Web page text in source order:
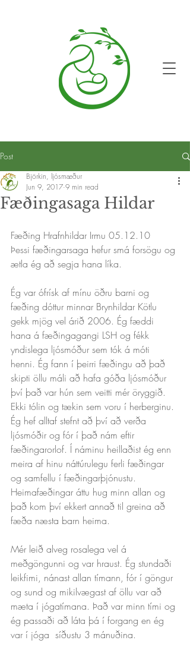
Post
Fæðingasaga Hildar
Björkin, ljósmæður
Jun 9, 2017 9 min read
Fæðing Hrafnhildar Irmu 05.12.10
Þessi fæðingarsaga hefur smá forsögu og
ætla ég að segja hana líka.
Ég var ófrísk af mínu öðru barni og
fæðing dóttur minnar Brynhildar Kötlu
gekk mjög vel árið 2006. Ég fæddi
hana á fæðingagangi LSH og fékk
yndislega ljósmóður sem tók á móti
henni. Ég fann í þeirri fæðingu að það
skipti öllu máli að hafa góða ljósmóður
því það var hún sem veitti mér öryggið.
Ekki tólin og tækin sem voru í herberginu.
Ég hef alltaf stefnt að því að verða
ljósmóðir og fór í það nám eftir
fæðingarorlof. Í náminu heillaðist ég enn
meira af hinu náttúrulegu ferli fæðingar
og samfellu í fæðingarþjónustu.
Heimafæðingar áttu hug minn allan og
það kom því ekkert annað til greina að
fæða næsta barn heima.
Mér leið alveg rosalega vel á
meðgöngunni og var hraust. Ég stundaði
leikfimi, nánast allan tímann, fór í göngur
og sund og mikilvægast af öllu var að
mæta í jógatímana. Það var minn tími og
ég passaði að láta þá í forgang en ég
var í jóga  síðustu 3 mánuðina.